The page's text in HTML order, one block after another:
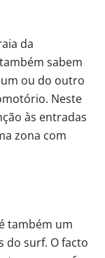
da
sabem
ou do outro
Neste
às entradas
zona com
também um
do surf. O facto